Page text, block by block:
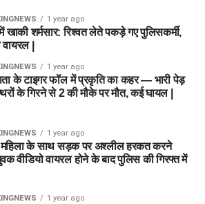
1 year ago
खाकी शर्मसार: रिश्वत लेते पकड़े गए पुलिसकर्मी,
वायरल |
1 year ago
के टाइगर फॉल में प्रकृति का कहर — भारी पेड़
के गिरने से 2 की मौके पर मौत, कई घायल |
1 year ago
महिला के साथ सड़क पर अश्लील हरकत करने
वीडियो वायरल होने के बाद पुलिस की गिरफ्त में
1 year ago